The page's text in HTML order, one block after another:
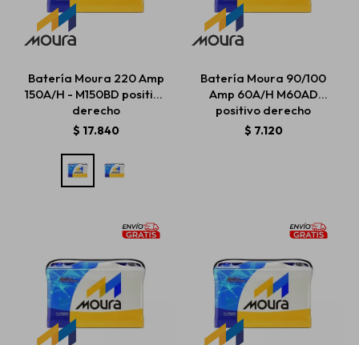
Batería Moura 220 Amp
150A/H - M150BD positivo
derecho
$ 17.840
Batería Moura 90/100
Amp 60A/H M60AD
positivo derecho
$ 7.120